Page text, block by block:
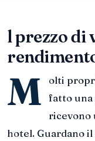
l prezzo di
M
olti
fatto una
ricevono
hotel. Guardano